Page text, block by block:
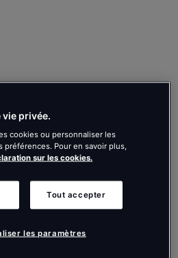
privée.
cookies ou personnaliser les
préférences. Pour en savoir plus,
sur les cookies.
Tout accepter
les paramètres